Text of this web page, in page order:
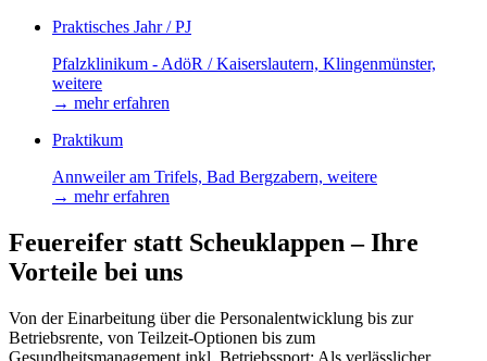
Praktisches Jahr / PJ
Pfalzklinikum - AdöR / Kaiserslautern, Klingenmünster,
weitere
→ mehr erfahren
Praktikum
Annweiler am Trifels, Bad Bergzabern, weitere
→ mehr erfahren
Feuereifer statt Scheuklappen – Ihre
Vorteile bei uns
Von der Einarbeitung über die Personalentwicklung bis zur
Betriebsrente, von Teilzeit-Optionen bis zum
Gesundheitsmanagement inkl. Betriebssport: Als verlässlicher